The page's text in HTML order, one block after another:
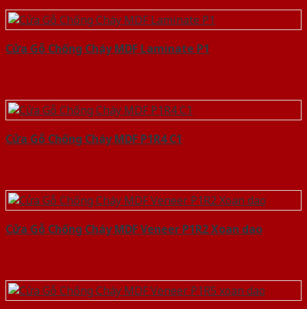
Cửa Gỗ Chống Cháy MDF Laminate P1
Cửa Gỗ Chống Cháy MDF P1R4 C1
Cửa Gỗ Chống Cháy MDF Veneer P1R2 Xoan dao